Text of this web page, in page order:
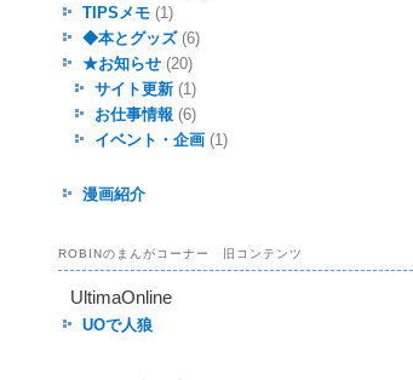
TIPSメモ (1)
◆本とグッズ(6)
★お知らせ (20)
サイト更新 (1)
お仕事情報 (6)
イベント・企画 (1)
漫画紹介
ROBINのまんがコーナー 旧コンテンツ
UltimaOnline
UOで人狼